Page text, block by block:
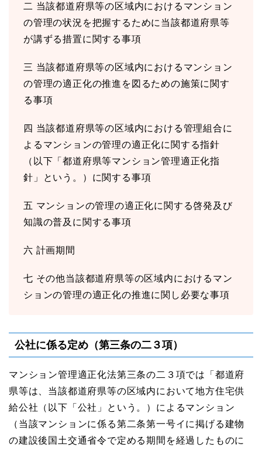
⼆ 当該都道府県等の区域内におけるマンション
の管理の状況を把握するために当該都道府県等
が講ずる措置に関する事項
三 当該都道府県等の区域内におけるマンション
の管理の適正化の推進を図るための施策に関す
る事項
四 当該都道府県等の区域内における管理組合に
よるマンションの管理の適正化に関する指針
（以下「都道府県等マンション管理適正化指
針」という。）に関する事項
五 マンションの管理の適正化に関する啓発及び
知識の普及に関する事項
六 計画期間
七 その他当該都道府県等の区域内におけるマン
ションの管理の適正化の推進に関し必要な事項
公社に係る定め（第三条の二３項）
マンション管理適正化法第三条の二３項では「都道府
県等は、当該都道府県等の区域内において地⽅住宅供
給公社（以下「公社」という。）によるマンション
（当該マンションに係る第⼆条第⼀号イに掲げる建物
の建設後国⼟交通省令で定める期間を経過したものに